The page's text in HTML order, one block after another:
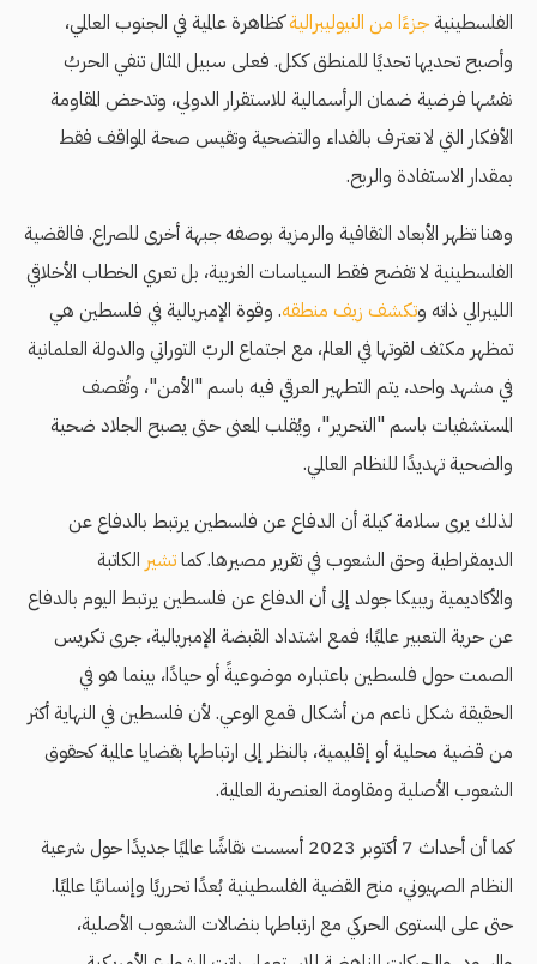
الفلسطينيةجزءًا من النيوليبراليةكظاهرة عالمية في الجنوب العالمي،
وأصبح تحديها تحديًا للمنطق ككل. فعلى سبيل المثال تنفي الحربُ
نفسُها فرضية ضمان الرأسمالية للاستقرار الدولي، وتدحض المقاومة
الأفكار التي لا تعترف بالفداء والتضحية وتقيس صحة المواقف فقط
بمقدار الاستفادة والربح.
وهنا تظهر الأبعاد الثقافية والرمزية بوصفه جبهة أخرى للصراع. فالقضية
الفلسطينية لا تفضح فقط السياسات الغربية، بل تعري الخطاب الأخلاقي
الليبرالي ذاته وتكشف زيف منطقه. وقوة الإمبريالية في فلسطين هي
تمظهر مكثف لقوتها في العالم، مع اجتماع الربّ التوراتي والدولة العلمانية
في مشهد واحد، يتم التطهير العرقي فيه باسم "الأمن"، وتُقصف
المستشفيات باسم "التحرير"، ويُقلب المعنى حتى يصبح الجلاد ضحية
والضحية تهديدًا للنظام العالمي.
لذلك يرى سلامة كيلة أن الدفاع عن فلسطين يرتبط بالدفاع عن
الديمقراطية وحق الشعوب في تقرير مصيرها. كماتشير الكاتبة
والأكاديمية ريبيكا جولد إلى أن الدفاع عن فلسطين يرتبط اليوم بالدفاع
عن حرية التعبير عالميًا؛ فمع اشتداد القبضة الإمبريالية، جرى تكريس
الصمت حول فلسطين باعتباره موضوعيةً أو حيادًا، بينما هو في
الحقيقة شكل ناعم من أشكال قمع الوعي. لأن فلسطين في النهاية أكثر
من قضية محلية أو إقليمية، بالنظر إلى ارتباطها بقضايا عالمية كحقوق
الشعوب الأصلية ومقاومة العنصرية العالمية.
كما أن أحداث 7 أكتوبر 2023 أسست نقاشًا عالميًا جديدًا حول شرعية
النظام الصهيوني، منح القضية الفلسطينية بُعدًا تحرريًا وإنسانيًا عالميًا.
حتى على المستوى الحركي مع ارتباطها بنضالات الشعوب الأصلية،